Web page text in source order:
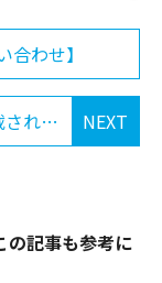
合わせ】
NEXT
【女性自身 2018-4-10 当院記事が掲載されております】
の記事も参考に